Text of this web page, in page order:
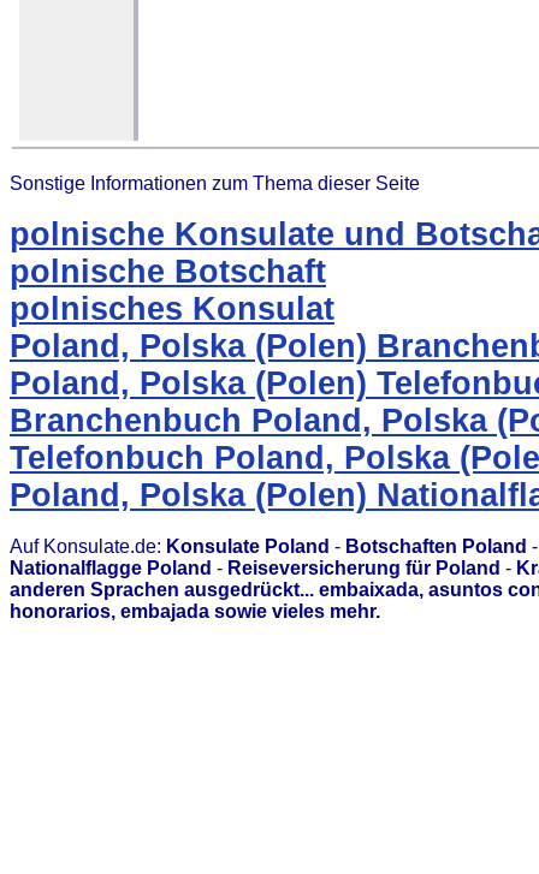
Sonstige Informationen zum Thema dieser Seite
polnische Konsulate und
polnische Botschaft
polnisches Konsulat
Poland, Polska (Polen)
Poland, Polska (Polen)
Branchenbuch Poland, Polska
Telefonbuch Poland, Polska
Poland, Polska (Polen)
Auf Konsulate.de: Konsulate Poland - Botschaften Poland
Nationalflagge Poland - Reiseversicherung für Poland -
anderen Sprachen ausgedrückt... embaixada, asuntos
honorarios, embajada sowie vieles mehr.